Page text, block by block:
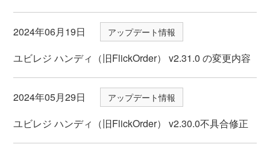
2024年06月19日 アップデート情報
ユビレジ ハンディ（旧FlickOrder） v2.31.0 の変更内容
2024年05月29日 アップデート情報
ユビレジ ハンディ（旧FlickOrder） v2.30.0不具合修正